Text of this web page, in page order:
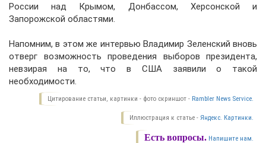
России над Крымом, Донбассом, Херсонской и
Запорожской областями.
Напомним, в этом же интервью Владимир Зеленский вновь
отверг возможность проведения выборов президента,
невзирая на то, что в США заявили о такой
необходимости.
Цитирование статьи, картинки - фото скриншот - Rambler News Service.
Иллюстрация к статье - Яндекс. Картинки.
Есть вопросы. Напишите нам.